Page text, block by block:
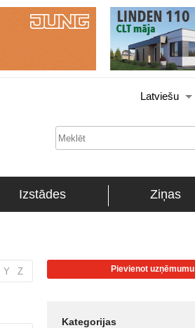
Latviešu
Izstādes Ziņas
Y Z Pievienot uzņēmumu
Kategorijas